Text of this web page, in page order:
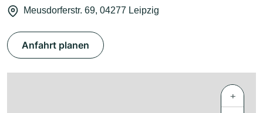
Meusdorferstr. 69, 04277 Leipzig
Anfahrt planen
+